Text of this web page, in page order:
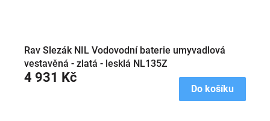
Rav Slezák NIL Vodovodní baterie umyvadlová
vestavěná - zlatá - lesklá NL135Z
4 931 Kč
Do košíku